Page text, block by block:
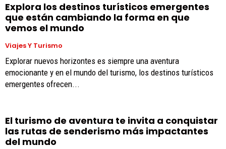
Explora los destinos turísticos emergentes
que están cambiando la forma en que
vemos el mundo
Viajes Y Turismo
Explorar nuevos horizontes es siempre una aventura
emocionante y en el mundo del turismo, los destinos turísticos
emergentes ofrecen...
El turismo de aventura te invita a conquistar
las rutas de senderismo más impactantes
del mundo